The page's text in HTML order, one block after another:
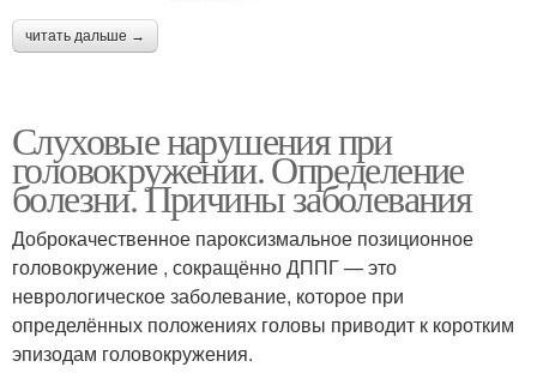
читать дальше →
Слуховые нарушения при
головокружении. Определение
болезни. Причины заболевания
Доброкачественное пароксизмальное позиционное
головокружение , сокращённо ДППГ — это
неврологическое заболевание, которое при
определённых положениях головы приводит к коротким
эпизодам головокружения.